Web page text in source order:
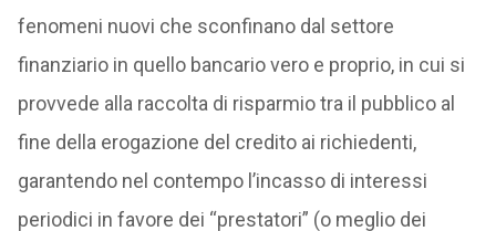
fenomeni nuovi che sconfinano dal settore
finanziario in quello bancario vero e proprio, in cui si
provvede alla raccolta di risparmio tra il pubblico al
fine della erogazione del credito ai richiedenti,
garantendo nel contempo l’incasso di interessi
periodici in favore dei “prestatori” (o meglio dei